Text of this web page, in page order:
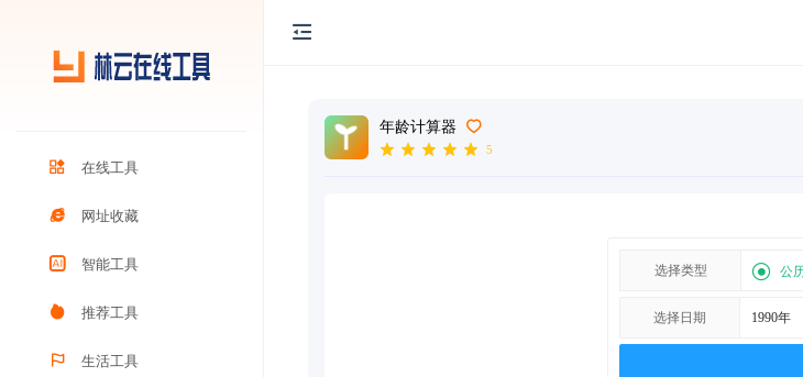
在线工具
网址收藏
智能工具
推荐工具
生活工具
年龄计算器
5
选择类型 公
选择日期